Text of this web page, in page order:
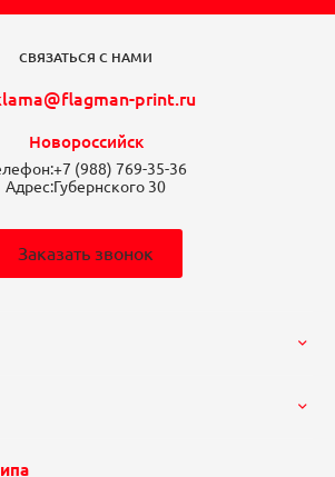
СВЯЗАТЬСЯ С НАМИ
print.ru
Новороссийск
+7 (988) 769-35-36
Адрес:Губернского 30
Заказать звонок